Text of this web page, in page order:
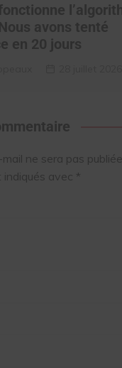
avons tenté
en 20 jours
ne sera pas publiée.
avec *